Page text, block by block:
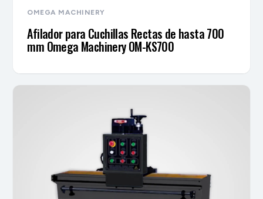
OMEGA MACHINERY
Afilador para Cuchillas Rectas de hasta 700
mm Omega Machinery OM-KS700